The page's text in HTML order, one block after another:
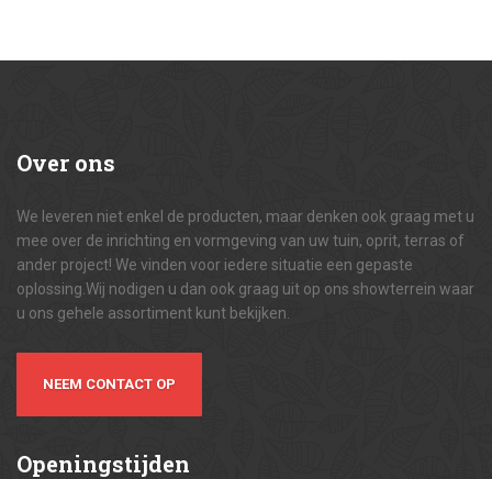
Over ons
We leveren niet enkel de producten, maar denken ook graag met u
mee over de inrichting en vormgeving van uw tuin, oprit, terras of
ander project! We vinden voor iedere situatie een gepaste
oplossing.Wij nodigen u dan ook graag uit op ons showterrein waar
u ons gehele assortiment kunt bekijken.
NEEM CONTACT OP
Openingstijden